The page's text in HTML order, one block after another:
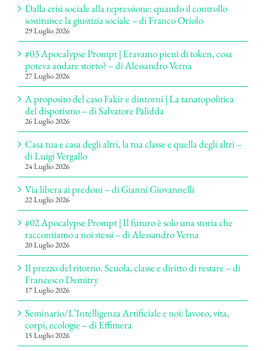
Dalla crisi sociale alla repressione: quando il controllo
sostituisce la giustizia sociale – di Franco Oriolo
29 Luglio 2026
#03 Apocalypse Prompt | Eravamo pieni di token, cosa
poteva andare storto? – di Alessandro Verna
27 Luglio 2026
A proposito del caso Fakir e dintorni | La tanatopolitica
del dispotismo – di Salvatore Palidda
26 Luglio 2026
Casa tua e casa degli altri, la tua classe e quella degli altri –
di Luigi Vergallo
24 Luglio 2026
Via libera ai predoni – di Gianni Giovannelli
22 Luglio 2026
#02 Apocalypse Prompt | Il futuro è solo una storia che
raccontiamo a noi stessi – di Alessandro Verna
20 Luglio 2026
Il prezzo del ritorno. Scuola, classe e diritto di restare – di
Francesco Demitry
17 Luglio 2026
Seminario/L’Intelligenza Artificiale e noi: lavoro, vita,
corpi, ecologie – di Effimera
15 Luglio 2026